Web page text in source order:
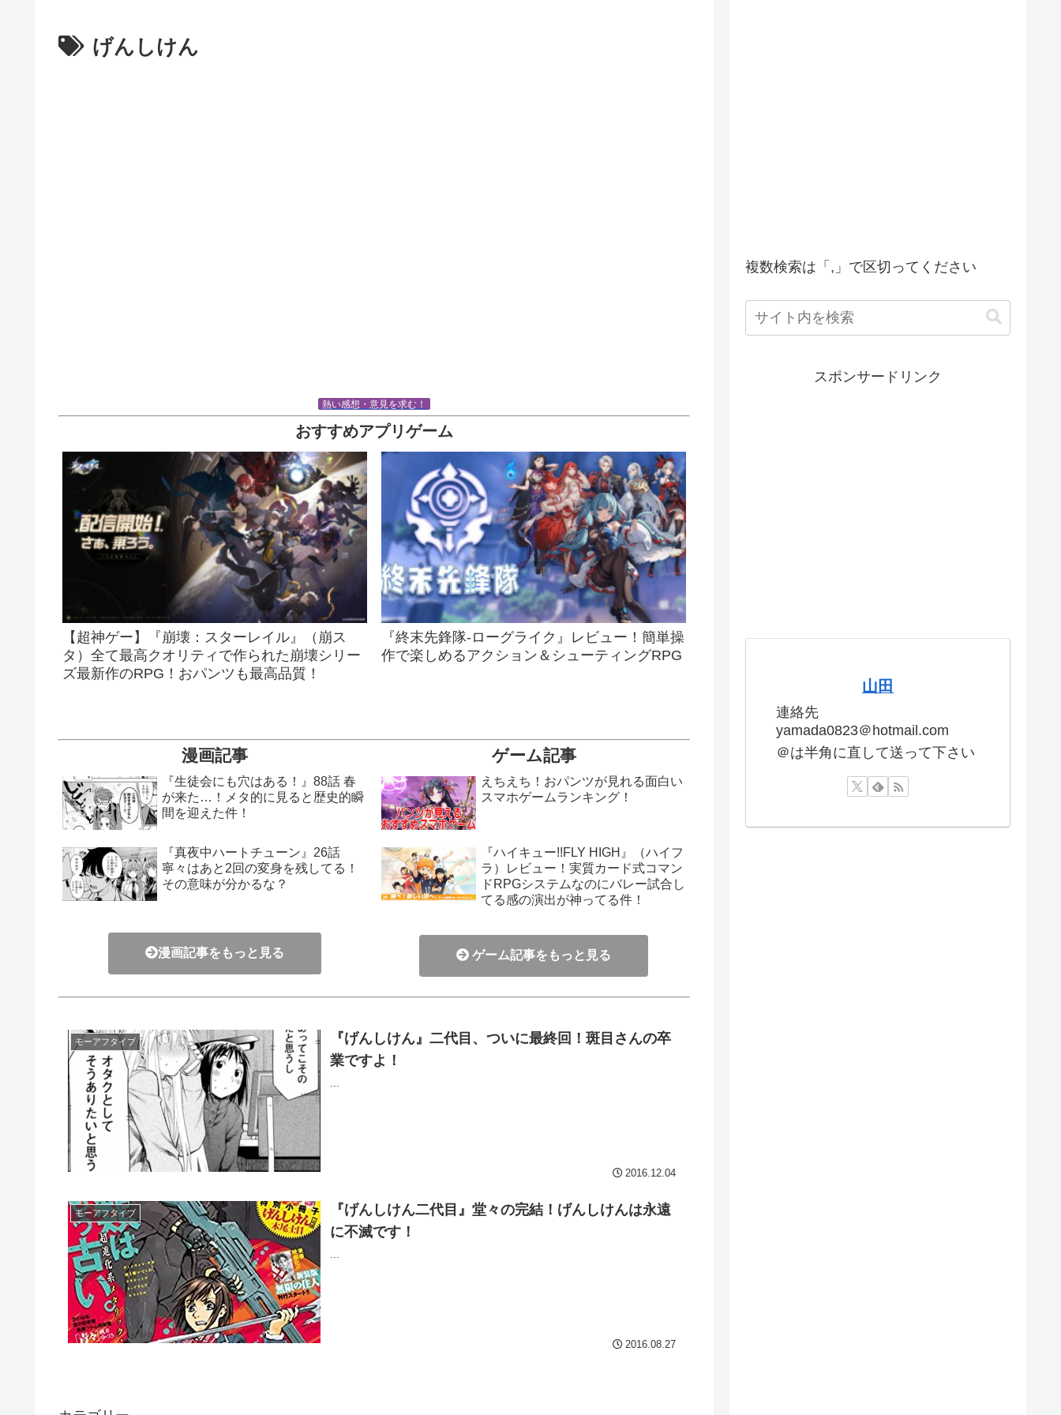
げんしけん
熱い感想・意見を求む！
おすすめアプリゲーム
【超神ゲー】『崩壊：スターレイル』（崩ス
タ）全て最高クオリティで作られた崩壊シリー
ズ最新作のRPG！おパンツも最高品質！
『終末先鋒隊-ローグライク』レビュー！簡単操
作で楽しめるアクション＆シューティングRPG
漫画記事
『生徒会にも穴はある！』88話 春
が来た…！メタ的に見ると歴史的瞬
間を迎えた件！
『真夜中ハートチューン』26話
寧々はあと2回の変身を残してる！
その意味が分かるな？
漫画記事をもっと見る
ゲーム記事
えちえち！おパンツが見れる面白い
スマホゲームランキング！
『ハイキュー!!FLY HIGH』（ハイフ
ラ）レビュー！実質カード式コマン
ドRPGシステムなのにバレー試合し
てる感の演出が神ってる件！
ゲーム記事をもっと見る
モーアフタイブ
『げんしけん』二代目、ついに最終回！斑目さんの卒
業ですよ！
...
2016.12.04
モーアフタイブ
『げんしけん二代目』堂々の完結！げんしけんは永遠
に不滅です！
...
2016.08.27
複数検索は「,」で区切ってください
スポンサードリンク
山田
連絡先
yamada0823＠hotmail.com
＠は半角に直して送って下さい